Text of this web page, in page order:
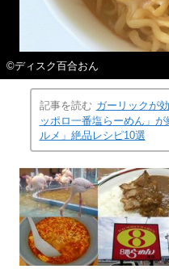
©ディスク百合おん
記事を読む ガーリックが
ッポロ一番塩らーめん」
ルメ」絶品レシピ10選